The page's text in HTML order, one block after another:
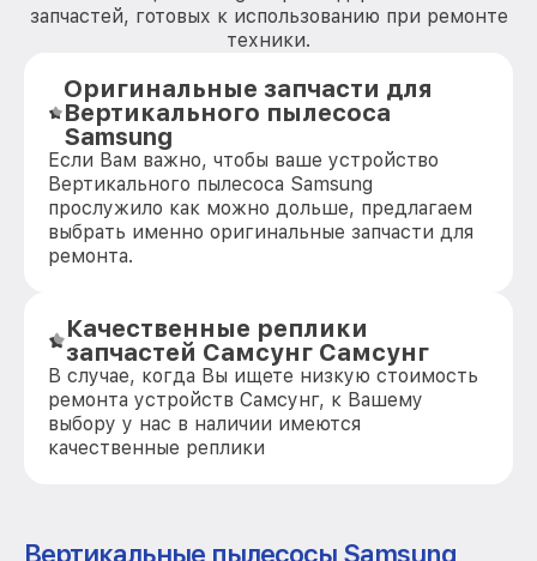
запчастей, готовых к использованию при ремонте
техники.
Оригинальные запчасти для
Вертикального пылесоса
Samsung
Если Вам важно, чтобы ваше устройство
Вертикального пылесоса Samsung
прослужило как можно дольше, предлагаем
выбрать именно оригинальные запчасти для
ремонта.
Качественные реплики
запчастей Самсунг Самсунг
В случае, когда Вы ищете низкую стоимость
ремонта устройств Самсунг, к Вашему
выбору у нас в наличии имеются
качественные реплики
Вертикальные пылесосы Samsung